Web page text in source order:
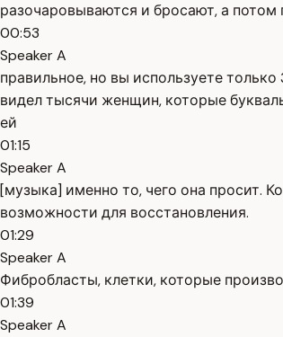
разочаровываются и бросают, а
00:53
Speaker A
правильное, но вы используете
видел тысячи женщин, которые
ей
01:15
Speaker A
[музыка] именно то, чего она просит.
возможности для восстановления.
01:29
Speaker A
Фибробласты, клетки, которые
01:39
Speaker A